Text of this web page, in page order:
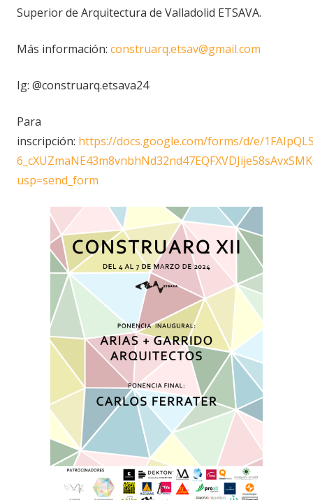
Superior de Arquitectura de Valladolid ETSAVA.
Más información: construarq.etsav@gmail.com
Ig: @construarq.etsava24
Para
inscripción: https://docs.google.com/forms/d/e/
usp=send_form